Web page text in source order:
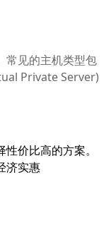
常见的主机类型包
Private Server)
价比高的方案。
济实惠